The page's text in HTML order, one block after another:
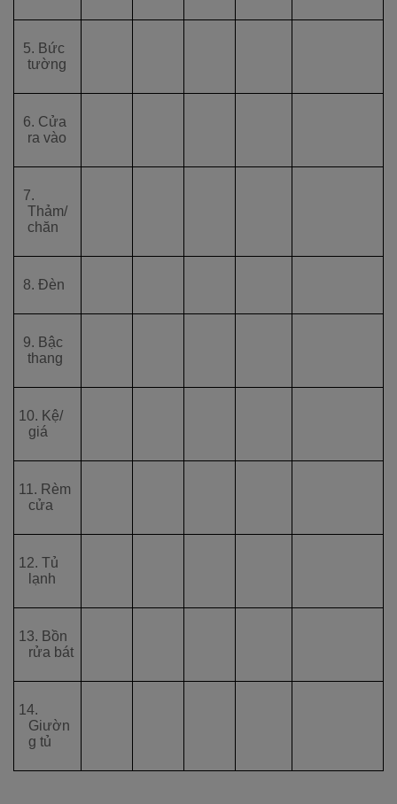
5. Bức
tường
6. Cửa
ra vào
7.
Thảm/
chăn
8. Đèn
9. Bậc
thang
10. Kệ/
giá
11. Rèm
cửa
12. Tủ
lạnh
13. Bồn
rửa bát
14.
Giườn
g tủ